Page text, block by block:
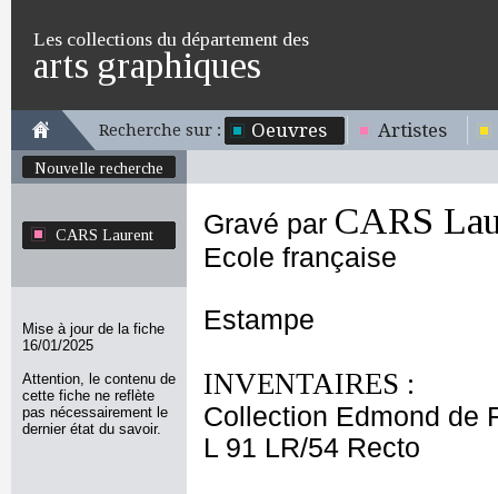
Les collections du département des
arts graphiques
Recherche sur : Oeuvres Artistes
Nouvelle recherche
CARS Laurent
Mise à jour de la fiche
16/01/2025
Attention, le contenu de
cette fiche ne reflète
pas nécessairement le
dernier état du savoir.
Gravé par CARS
Ecole française
Estampe
INVENTAIRES :
Collection Edmond de
L 91 LR/54 Recto